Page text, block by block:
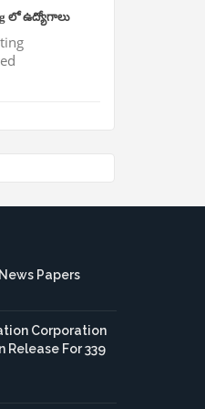
లో ఉద్యోగాలు
Papers
Corporation
Release For 339